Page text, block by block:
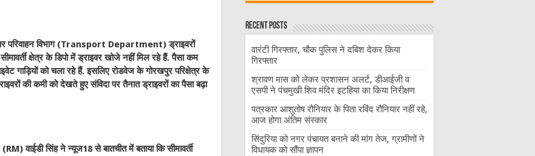
विभाग (Transport Department) ड्राइवरों
क्षेत्र के डिपो में ड्राइवर खोजे नहीं मिल रहे हैं. पैसा कम
गाड़ियों को चला रहे हैं. इसलिए रोडवेज के गोरखपुर परिक्षेत्र के
की कमी को देखते हुए संविदा पर तैनात ड्राइवरों का पैसा बढ़ा
वाईडी सिंह ने न्यूज18 से बातचीत में बताया कि सीमावर्ती
Recent Posts
वारंटी गिरफ्तार, चौक पुलिस ने दबिश देकर किया
गिरफ्तार
श्रावण मास को लेकर प्रशासन अलर्ट, डीआईजी व
एसपी ने पंचमुखी शिव मंदिर इटहिया का किया निरीक्षण
पत्रकार आशुतोष रौनियार के पिता रविंद रौनियार नहीं रहे,
आज होगा अंतिम संस्कार
सिंदुरिया को नगर पंचायत बनाने की मांग तेज, ग्रामीणों ने
विधायक को सौंपा ज्ञापन